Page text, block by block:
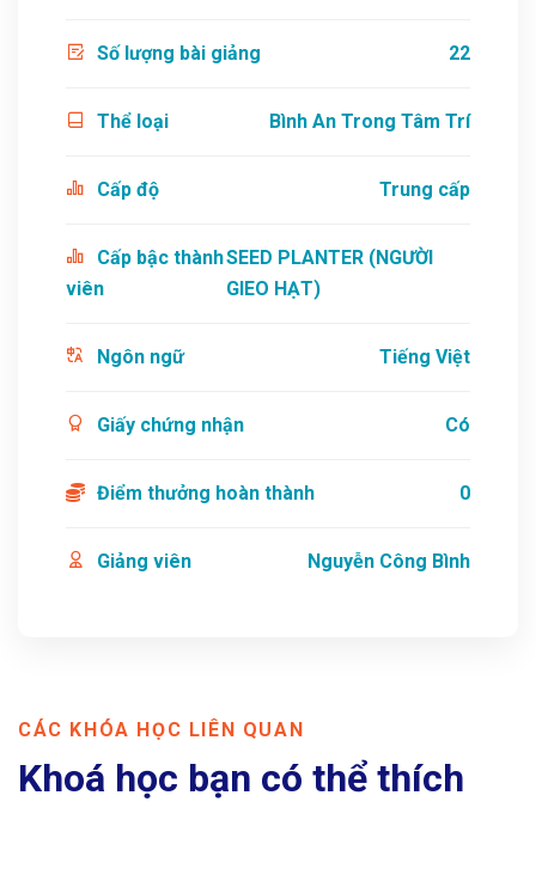
Số lượng bài giảng 22
Thể loại Bình An Trong Tâm Trí
Cấp độ Trung cấp
Cấp bậc thành
viên
SEED PLANTER (NGƯỜI
GIEO HẠT)
Ngôn ngữ Tiếng Việt
Giấy chứng nhận Có
Điểm thưởng hoàn thành 0
Giảng viên Nguyễn Công Bình
CÁC KHÓA HỌC LIÊN QUAN
Khoá học bạn có thể thích